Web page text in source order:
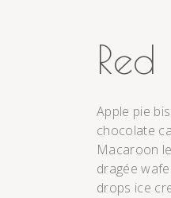
Apple pie
chocolate
Macaroon
dragée
drops ice